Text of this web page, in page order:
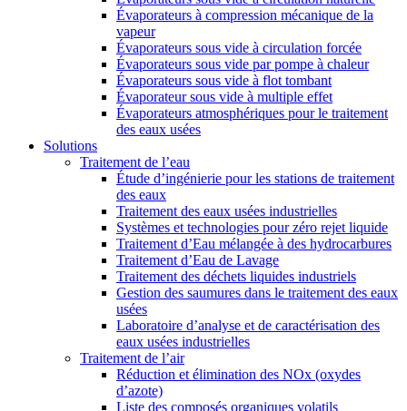
Évaporateurs à compression mécanique de la
vapeur
Évaporateurs sous vide à circulation forcée
Évaporateurs sous vide par pompe à chaleur
Évaporateurs sous vide à flot tombant
Évaporateur sous vide à multiple effet
Évaporateurs atmosphériques pour le traitement
des eaux usées
Solutions
Traitement de l’eau
Étude d’ingénierie pour les stations de traitement
des eaux
Traitement des eaux usées industrielles
Systèmes et technologies pour zéro rejet liquide
Traitement d’Eau mélangée à des hydrocarbures
Traitement d’Eau de Lavage
Traitement des déchets liquides industriels
Gestion des saumures dans le traitement des eaux
usées
Laboratoire d’analyse et de caractérisation des
eaux usées industrielles
Traitement de l’air
Réduction et élimination des NOx (oxydes
d’azote)
Liste des composés organiques volatils